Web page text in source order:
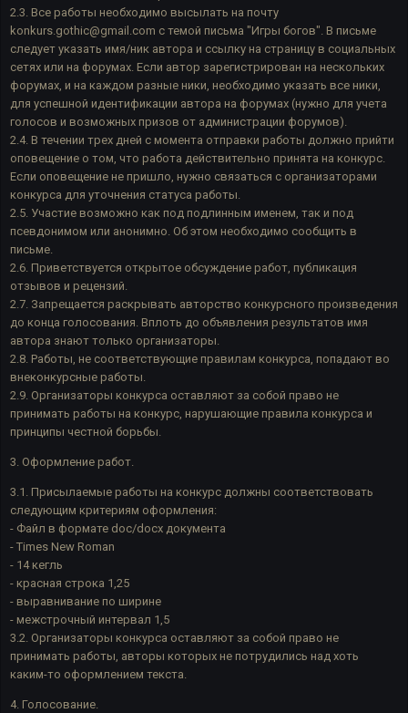
2.3. Все работы необходимо высылать на почту
konkurs.gothic@gmail.com с темой письма "Игры богов". В письме
следует указать имя/ник автора и ссылку на страницу в социальных
сетях или на форумах. Если автор зарегистрирован на нескольких
форумах, и на каждом разные ники, необходимо указать все ники,
для успешной идентификации автора на форумах (нужно для учета
голосов и возможных призов от администрации форумов).
2.4. В течении трех дней с момента отправки работы должно прийти
оповещение о том, что работа действительно принята на конкурс.
Если оповещение не пришло, нужно связаться с организаторами
конкурса для уточнения статуса работы.
2.5. Участие возможно как под подлинным именем, так и под
псевдонимом или анонимно. Об этом необходимо сообщить в
письме.
2.6. Приветствуется открытое обсуждение работ, публикация
отзывов и рецензий.
2.7. Запрещается раскрывать авторство конкурсного произведения
до конца голосования. Вплоть до объявления результатов имя
автора знают только организаторы.
2.8. Работы, не соответствующие правилам конкурса, попадают во
внеконкурсные работы.
2.9. Организаторы конкурса оставляют за собой право не
принимать работы на конкурс, нарушающие правила конкурса и
принципы честной борьбы.
3. Оформление работ.
3.1. Присылаемые работы на конкурс должны соответствовать
следующим критериям оформления:
- Файл в формате doc/docx документа
- Times New Roman
- 14 кегль
- красная строка 1,25
- выравнивание по ширине
- межстрочный интервал 1,5
3.2. Организаторы конкурса оставляют за собой право не
принимать работы, авторы которых не потрудились над хоть
каким-то оформлением текста.
4. Голосование.